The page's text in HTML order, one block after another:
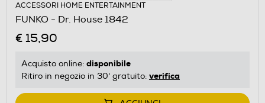
ACCESSORI HOME ENTERTAINMENT
FUNKO - Dr. House 1842
€ 15,90
Acquisto online: disponibile
Ritiro in negozio in 30' gratuito: verifica